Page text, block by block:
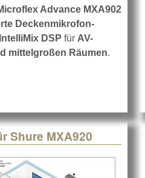
Advance MXA902
Deckenmikrofon-
DSP für AV-
mittelgroßen Räumen.
Shure MXA920